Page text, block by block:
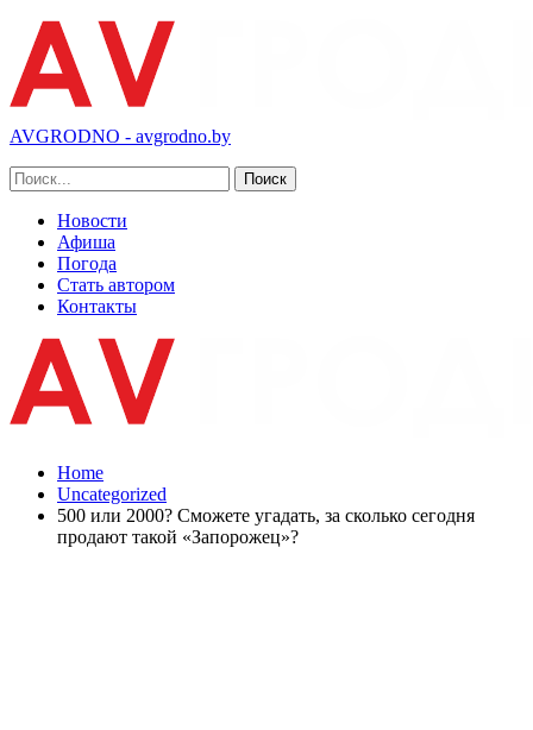
AVGRODNO - avgrodno.by
Новости
Афиша
Погода
Стать автором
Контакты
Home
Uncategorized
500 или 2000? Сможете угадать, за сколько сегодня
продают такой «Запорожец»?